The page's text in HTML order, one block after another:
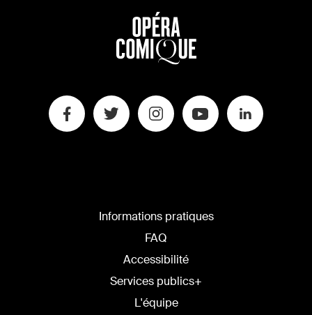
Informations pratiques
FAQ
Accessibilité
Services publics+
L'équipe